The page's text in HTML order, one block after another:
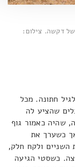
דקשה. צילום:
חתונה. מכל
שהציע לה
שהיה כאמור גוף
כשערך את
השניים ולקח חלק,
כשסטי הגיעה